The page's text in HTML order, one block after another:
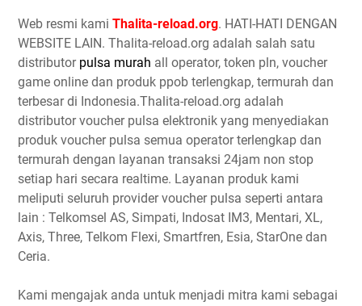
Web resmi kami Thalita-reload.org. HATI-HATI DENGAN
WEBSITE LAIN. Thalita-reload.org adalah salah satu
distributor pulsa murah all operator, token pln, voucher
game online dan produk ppob terlengkap, termurah dan
terbesar di Indonesia.Thalita-reload.org adalah
distributor voucher pulsa elektronik yang menyediakan
produk voucher pulsa semua operator terlengkap dan
termurah dengan layanan transaksi 24jam non stop
setiap hari secara realtime. Layanan produk kami
meliputi seluruh provider voucher pulsa seperti antara
lain : Telkomsel AS, Simpati, Indosat IM3, Mentari, XL,
Axis, Three, Telkom Flexi, Smartfren, Esia, StarOne dan
Ceria.
Kami mengajak anda untuk menjadi mitra kami sebagai